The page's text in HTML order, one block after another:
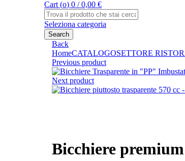
Cart (o) 0 / 0,00 €
Search
for:
Seleziona categoria
Search
Back
HomeCATALOGOSETTORE
Previous product
Next product
Bicchiere premium